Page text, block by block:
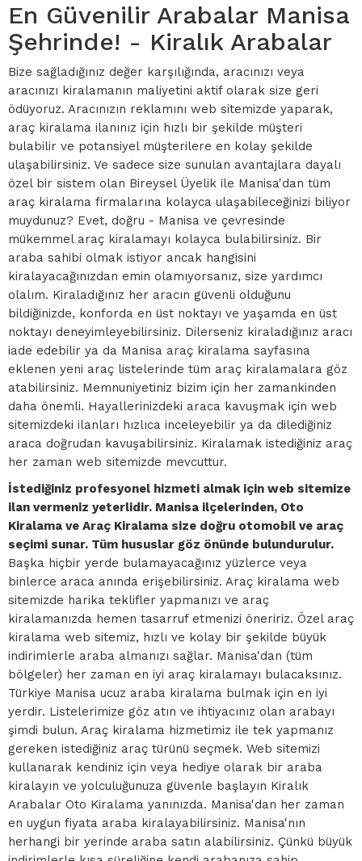
En Güvenilir Arabalar Manisa
Şehrinde! - Kiralık Arabalar
Bize sağladığınız değer karşılığında, aracınızı veya
aracınızı kiralamanın maliyetini aktif olarak size geri
ödüyoruz. Aracınızın reklamını web sitemizde yaparak,
araç kiralama ilanınız için hızlı bir şekilde müşteri
bulabilir ve potansiyel müşterilere en kolay şekilde
ulaşabilirsiniz. Ve sadece size sunulan avantajlara dayalı
özel bir sistem olan Bireysel Üyelik ile Manisa'dan tüm
araç kiralama firmalarına kolayca ulaşabileceğinizi biliyor
muydunuz? Evet, doğru - Manisa ve çevresinde
mükemmel araç kiralamayı kolayca bulabilirsiniz. Bir
araba sahibi olmak istiyor ancak hangisini
kiralayacağınızdan emin olamıyorsanız, size yardımcı
olalım. Kiraladığınız her aracın güvenli olduğunu
bildiğinizde, konforda en üst noktayı ve yaşamda en üst
noktayı deneyimleyebilirsiniz. Dilerseniz kiraladığınız aracı
iade edebilir ya da Manisa araç kiralama sayfasına
eklenen yeni araç listelerinde tüm araç kiralamalara göz
atabilirsiniz. Memnuniyetiniz bizim için her zamankinden
daha önemli. Hayallerinizdeki araca kavuşmak için web
sitemizdeki ilanları hızlıca inceleyebilir ya da dilediğiniz
araca doğrudan kavuşabilirsiniz. Kiralamak istediğiniz araç
her zaman web sitemizde mevcuttur.
İstediğiniz profesyonel hizmeti almak için web sitemize
ilan vermeniz yeterlidir. Manisa ilçelerinden, Oto
Kiralama ve Araç Kiralama size doğru otomobil ve araç
seçimi sunar. Tüm hususlar göz önünde bulundurulur.
Başka hiçbir yerde bulamayacağınız yüzlerce veya
binlerce araca anında erişebilirsiniz. Araç kiralama web
sitemizde harika teklifler yapmanızı ve araç
kiralamanızda hemen tasarruf etmenizi öneririz. Özel araç
kiralama web sitemiz, hızlı ve kolay bir şekilde büyük
indirimlerle araba almanızı sağlar. Manisa'dan (tüm
bölgeler) her zaman en iyi araç kiralamayı bulacaksınız.
Türkiye Manisa ucuz araba kiralama bulmak için en iyi
yerdir. Listelerimize göz atın ve ihtiyacınız olan arabayı
şimdi bulun. Araç kiralama hizmetimiz ile tek yapmanız
gereken istediğiniz araç türünü seçmek. Web sitemizi
kullanarak kendiniz için veya hediye olarak bir araba
kiralayın ve yolculuğunuza güvenle başlayın Kiralık
Arabalar Oto Kiralama yanınızda. Manisa'dan her zaman
en uygun fiyata araba kiralayabilirsiniz. Manisa'nın
herhangi bir yerinde araba satın alabilirsiniz. Çünkü büyük